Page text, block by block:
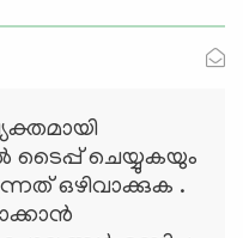
ടൈപ്പ് ചെയ്യുകയും
ഒഴിവാക്കുക .